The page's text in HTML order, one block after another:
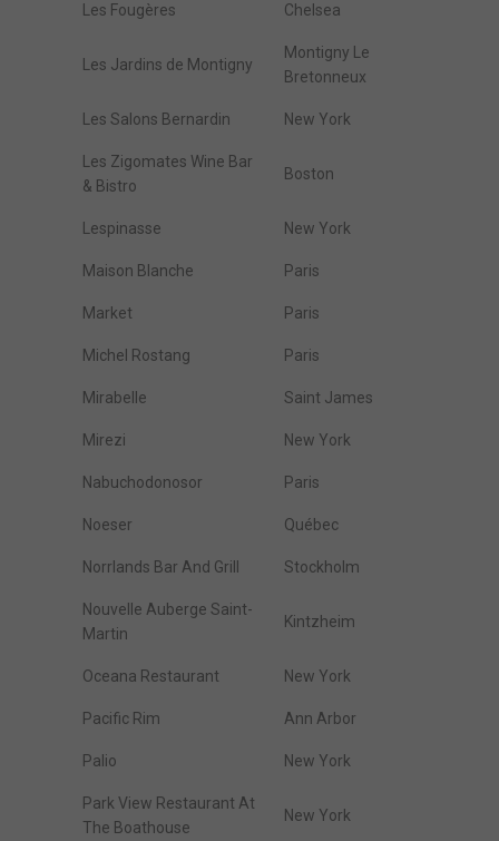
Les Fougères Chelsea
Les Jardins de Montigny
Montigny Le
Bretonneux
Les Salons Bernardin New York
Les Zigomates Wine Bar
& Bistro
Boston
Lespinasse New York
Maison Blanche Paris
Market Paris
Michel Rostang Paris
Mirabelle Saint James
Mirezi New York
Nabuchodonosor Paris
Noeser Québec
Norrlands Bar And Grill Stockholm
Nouvelle Auberge Saint-
Martin
Kintzheim
Oceana Restaurant New York
Pacific Rim Ann Arbor
Palio New York
Park View Restaurant At
The Boathouse
New York